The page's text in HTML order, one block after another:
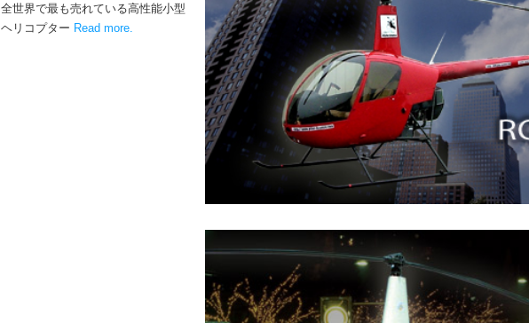
全世界で最も売れている高性能小型
ヘリコプター Read more – ‘ロビンソン Ｒ２２ BetaⅡ’